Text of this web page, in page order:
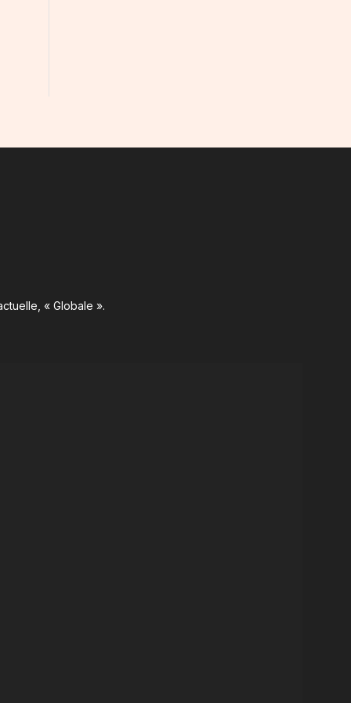
« Globale ».